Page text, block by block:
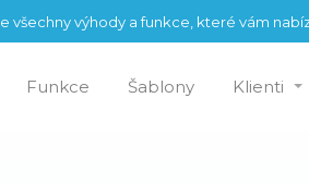
všechny výhody a funkce, které vám
Funkce Šablony Klienti